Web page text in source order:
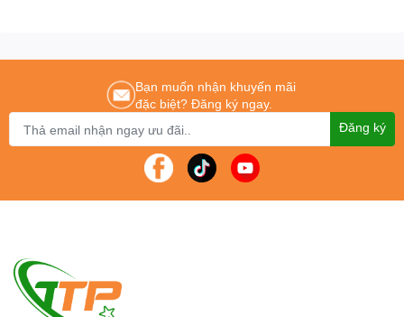
hãng – Dịch vụ nhanh nhất
Để được tư vấn lắp đặt và sử dụng sản phẩm Quý khách hàng liên
hệ:0243.765.8333/0915.807.986
Cung cấpMáy chấm công chính hãng-Máy chấm công giá rẻnhất Toàn
Bạn muốn nhận khuyến mãi
đặc biệt? Đăng ký ngay.
Đăng ký